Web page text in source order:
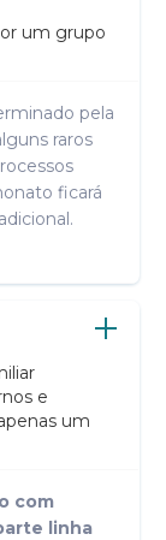
um grupo
pela
raros
ficará
e
um
com
linha